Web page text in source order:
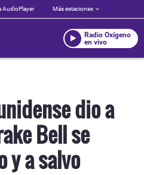
AudioPlayer Más estaciones
Radio Oxígeno
en vivo
dio a
Bell se
y a salvo